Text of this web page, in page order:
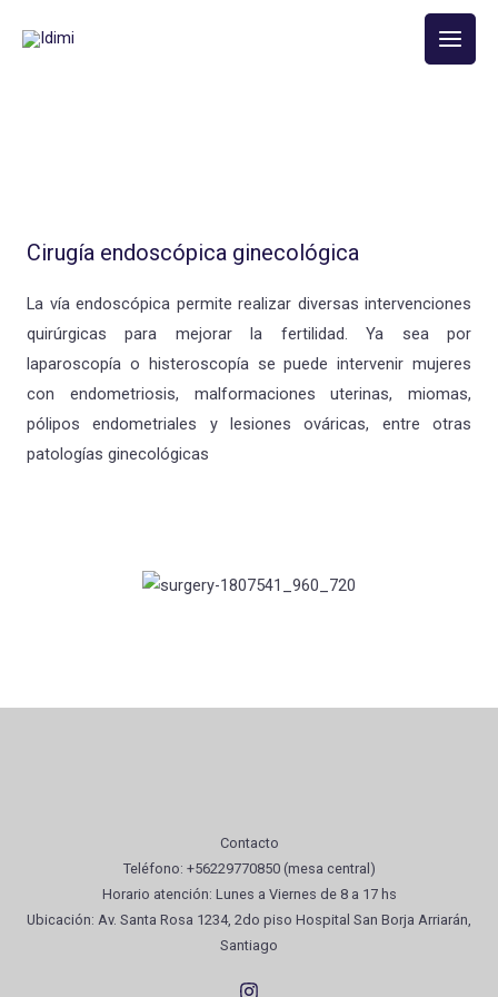
Main
Menu
Cirugía endoscópica ginecológica
La vía endoscópica permite realizar diversas intervenciones
quirúrgicas para mejorar la fertilidad. Ya sea por
laparoscopía o histeroscopía se puede intervenir mujeres
con endometriosis, malformaciones uterinas, miomas,
pólipos endometriales y lesiones ováricas, entre otras
patologías ginecológicas
Contacto
Teléfono: +56229770850 (mesa central)
Horario atención: Lunes a Viernes de 8 a 17 hs
Ubicación: Av. Santa Rosa 1234, 2do piso Hospital San Borja Arriarán,
Santiago